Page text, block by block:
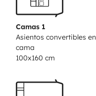
Camas 1
Asientos convertibles en
cama
100x160 cm